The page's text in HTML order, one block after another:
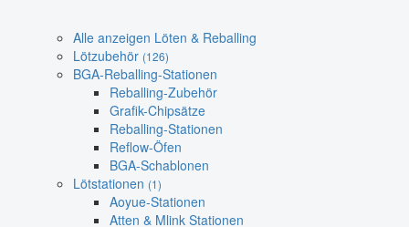
Alle anzeigen Löten & Reballing
Lötzubehör (126)
BGA-Reballing-Stationen
Reballing-Zubehör
Grafik-Chipsätze
Reballing-Stationen
Reflow-Öfen
BGA-Schablonen
Lötstationen (1)
Aoyue-Stationen
Atten & Mlink Stationen